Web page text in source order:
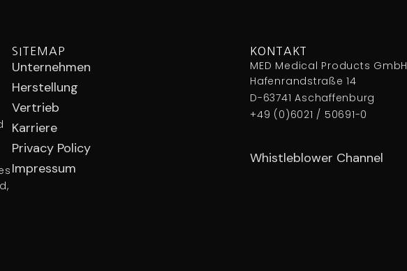
SITEMAP
Unternehmen
Herstellung
Vertrieb
Karriere
Privacy Policy
Impressum
KONTAKT
MED Medical Products GmbH
Hafenrandstraße 14
D-63741 Aschaffenburg
+49 (0)6021 / 50691-0
Whistleblower Channel